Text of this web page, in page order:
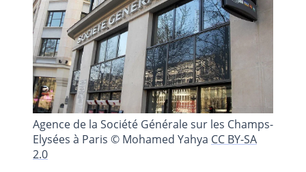
Agence de la Société Générale sur les Champs-
Elysées à Paris © Mohamed Yahya CC BY-SA
2.0